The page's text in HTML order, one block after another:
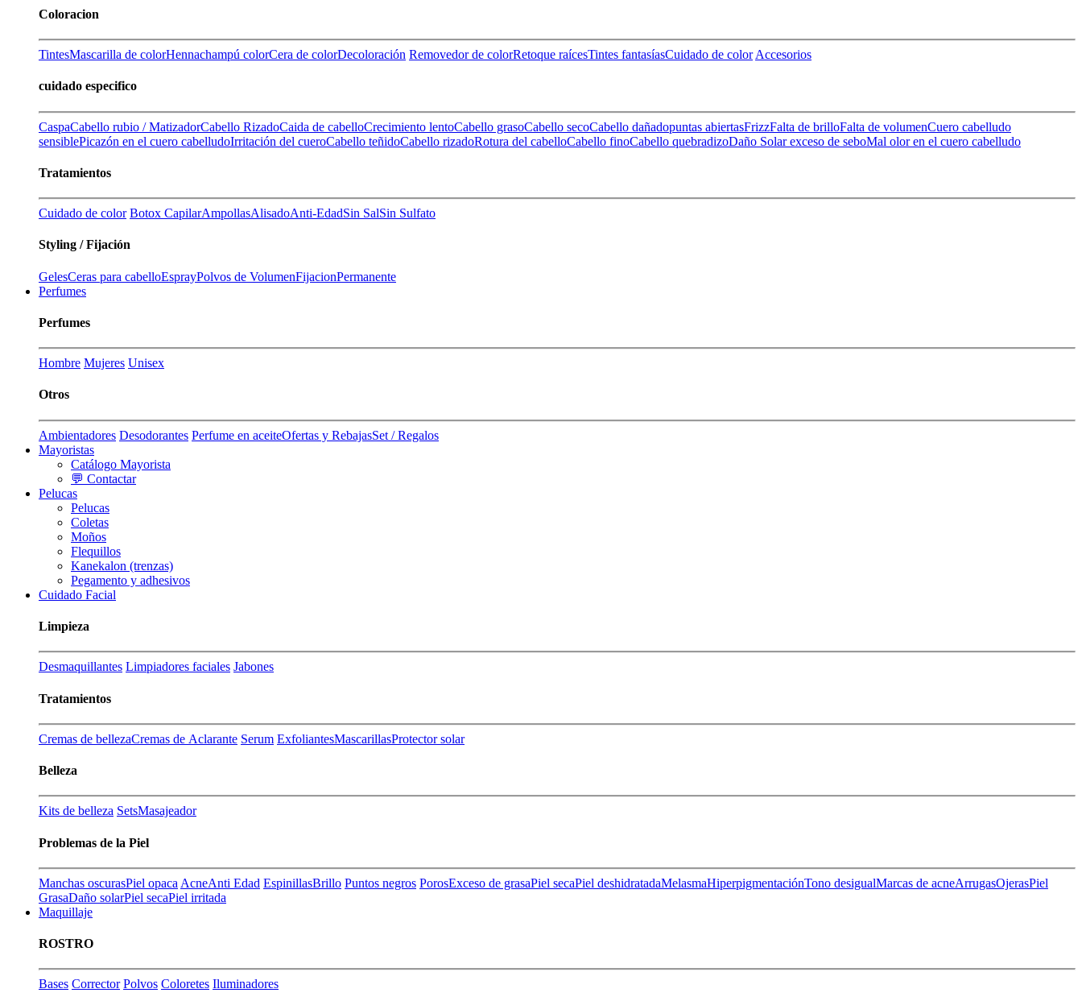
Coloracion
TintesMascarilla de colorHennachampú colorCera de colorDecoloración Removedor de colorRetoque raícesTintes fantasíasCuidado de color Accesorios
cuidado especifico
CaspaCabello rubio / MatizadorCabello RizadoCaida de cabelloCrecimiento lentoCabello grasoCabello secoCabello dañadopuntas abiertasFrizzFalta de brilloFalta de volumenCuero cabelludo
sensiblePicazón en el cuero cabelludoIrritación del cueroCabello teñidoCabello rizadoRotura del cabelloCabello finoCabello quebradizoDaño Solarexceso de seboMal olor en el cuero cabelludo
Tratamientos
Cuidado de color Botox CapilarAmpollasAlisadoAnti-EdadSin SalSin Sulfato
Styling / Fijación
GelesCeras para cabelloEsprayPolvos de VolumenFijacionPermanente
Perfumes
Perfumes
Hombre Mujeres Unisex
Otros
Ambientadores Desodorantes Perfume en aceiteOfertas y RebajasSet / Regalos
Mayoristas
Catálogo Mayorista
💬 Contactar
Pelucas
Pelucas
Coletas
Moños
Flequillos
Kanekalon (trenzas)
Pegamento y adhesivos
Cuidado Facial
Limpieza
Desmaquillantes Limpiadores faciales Jabones
Tratamientos
Cremas de bellezaCremas de Aclarante Serum ExfoliantesMascarillasProtector solar
Belleza
Kits de belleza SetsMasajeador
Problemas de la Piel
Manchas oscurasPiel opaca AcneAnti Edad EspinillasBrillo Puntos negros PorosExceso de grasaPiel secaPiel deshidratadaMelasmaHiperpigmentaciónTono desigualMarcas de acneArrugasOjerasPiel
GrasaDaño solarPiel secaPiel irritada
Maquillaje
ROSTRO
Bases Corrector Polvos Coloretes Iluminadores